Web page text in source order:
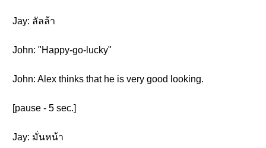
Jay: ลัลล้า
John: "Happy-go-lucky"
John: Alex thinks that he is very good looking.
[pause - 5 sec.]
Jay: มั่นหน้า